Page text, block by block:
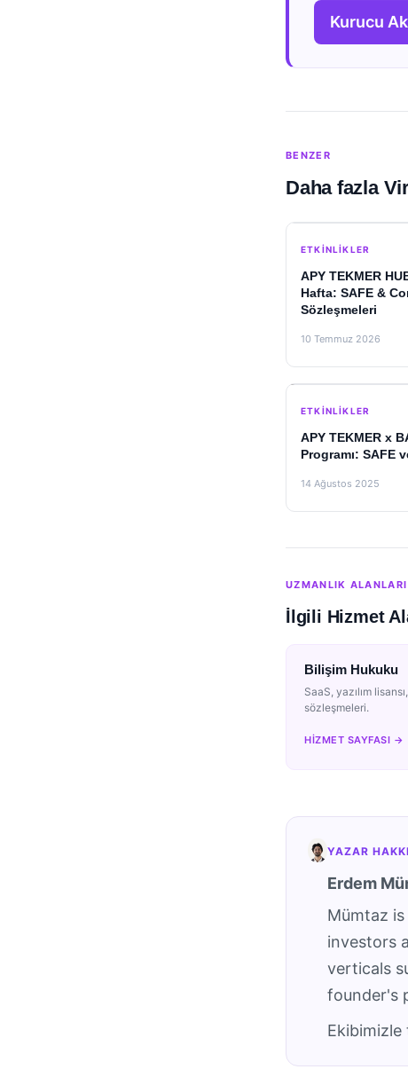
Kurucu
BENZER
Daha fazla
ETKINLIKLER
APY TEKMER
Hafta: SAFE &
Sözleşmeleri
10 Temmuz 2026
ETKINLIKLER
APY TEKMER x
Programı: SAFE
14 Ağustos 2025
UZMANLIK ALANLARI
İlgili Hizmet
Bilişim Hukuku
SaaS, yazılım
sözleşmeleri.
HIZMET SAYFASI →
YAZAR
Erdem
Mümtaz
investors
verticals
founder's
Ekibimizle